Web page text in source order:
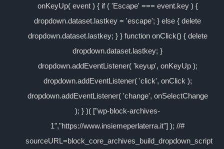
onKeyUp( event ) { if ( 'Escape' === event.key ) {
dropdown.dataset.lastkey = 'escape'; } else { delete
dropdown.dataset.lastkey; } } function onClick() { delete
dropdown.dataset.lastkey; }
dropdown.addEventListener( 'keyup', onKeyUp );
dropdown.addEventListener( 'click', onClick );
dropdown.addEventListener( 'change', onSelectChange
); } )( ["wp-block-archives-
1","https://www.insiemeperlaterra.it"] ); //#
sourceURL=block_core_archives_build_dropdown_script